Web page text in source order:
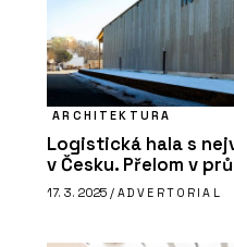
ARCHITEKTURA
Logistická hala s
v Česku. Přelom v
17. 3. 2025 / ADVERTORIAL